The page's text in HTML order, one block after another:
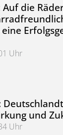
Auf die
Uhr
die Räder
und
Uhr